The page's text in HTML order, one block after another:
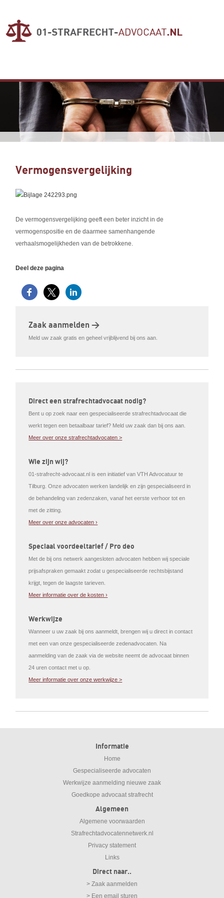
Vermogensvergelijking
De vermogensvergelijking geeft een beter inzicht in de
vermogenspositie en de daarmee samenhangende
verhaalsmogelijkheden van de betrokkene.
Deel deze pagina
Zaak aanmelden >
Meld uw zaak gratis en geheel vrijblijvend bij ons aan.
Direct een strafrechtadvocaat nodig?
Bent u op zoek naar een gespecialiseerde strafrechtadvocaat die
werkt tegen een betaalbaar tarief? Meld uw zaak dan bij ons aan.
Meer over onze strafrechtadvocaten >
Wie zijn wij?
01-strafrecht-advocaat.nl is een initiatief van VTH Advocatuur te
Tilburg. Onze advocaten werken landelijk en zijn gespecialiseerd in
de behandeling van zedenzaken, vanaf het eerste verhoor tot en
met de zitting.
Meer over onze advocaten ›
Speciaal voordeeltarief / Pro deo
Met de bij ons netwerk aangesloten advocaten hebben wij speciale
prijsafspraken gemaakt zodat u gespecialiseerde rechtsbijstand
krijgt, tegen de laagste tarieven.
Meer informatie over de kosten ›
Werkwijze
Wanneer u uw zaak bij ons aanmeldt, brengen wij u direct in contact
met een van onze gespecialiseerde zedenadvocaten. Na
aanmelding van de zaak via de website neemt de advocaat binnen
24 uren contact met u op.
Meer informatie over onze werkwijze >
Informatie
Home
Gespecialiseerde advocaten
Werkwijze aanmelding nieuwe zaak
Goedkope advocaat strafrecht
Algemeen
Algemene voorwaarden
Strafrechtadvocatennetwerk.nl
Privacy statement
Links
Direct naar..
> Zaak aanmelden
> Een email sturen